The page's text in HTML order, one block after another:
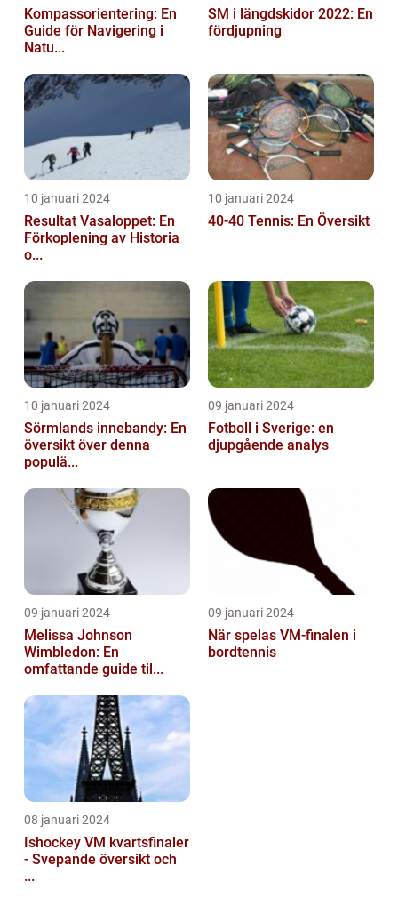
Kompassorientering: En
Guide för Navigering i
Natu...
SM i längdskidor 2022: En
fördjupning
10 januari 2024
Resultat Vasaloppet: En
Förkoplening av Historia
o...
10 januari 2024
40-40 Tennis: En Översikt
10 januari 2024
Sörmlands innebandy: En
översikt över denna
populä...
09 januari 2024
Fotboll i Sverige: en
djupgående analys
09 januari 2024
Melissa Johnson
Wimbledon: En
omfattande guide til...
09 januari 2024
När spelas VM-finalen i
bordtennis
08 januari 2024
Ishockey VM kvartsfinaler
- Svepande översikt och
...